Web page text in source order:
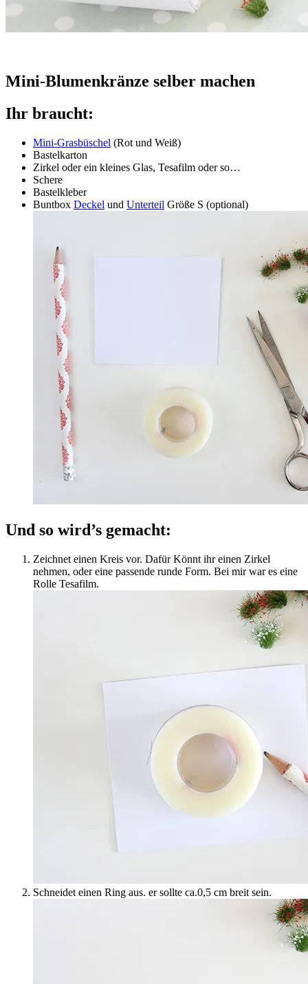
Mini-Blumenkränze selber machen
Ihr braucht:
Mini-Grasbüschel (Rot und Weiß)
Bastelkarton
Zirkel oder ein kleines Glas, Tesafilm oder so…
Schere
Bastelkleber
Buntbox Deckel und Unterteil Größe S (optional)
Und so wird’s gemacht:
Zeichnet einen Kreis vor. Dafür Könnt ihr einen Zirkel
nehmen, oder eine passende runde Form. Bei mir war es eine
Rolle Tesafilm.
Schneidet einen Ring aus. er sollte ca.0,5 cm breit sein.